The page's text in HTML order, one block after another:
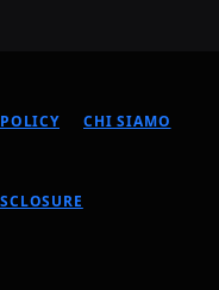
CHI SIAMO